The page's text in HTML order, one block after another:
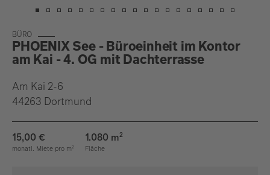
BÜ­RO
PHOENIX See - Büroeinheit im Kontor
am Kai - 4. OG mit Dachterrasse
Am Kai 2-6
44263 Dortmund
15,00 €
monatl. Miete pro m 2
1.080 m2
Fläche